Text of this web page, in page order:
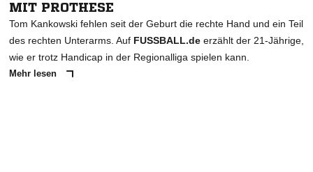
MIT PROTHESE
Tom Kankowski fehlen seit der Geburt die rechte Hand und ein Teil
des rechten Unterarms. Auf FUSSBALL.de erzählt der 21-Jährige,
wie er trotz Handicap in der Regionalliga spielen kann.
Mehr lesen